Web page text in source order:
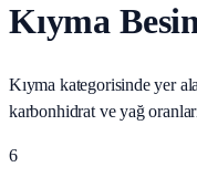
Kıyma
Kıyma kategorisinde yer
karbonhidrat ve yağ
6